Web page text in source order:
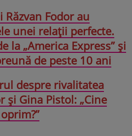
Răzvan Fodor au
unei relații perfecte.
la „America Express” și
de peste 10 ani
despre rivalitatea
și Gina Pistol: „Cine